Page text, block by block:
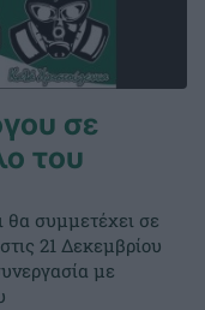
σε
του
θα συμμετέχει σε
21 Δεκεμβρίου
με